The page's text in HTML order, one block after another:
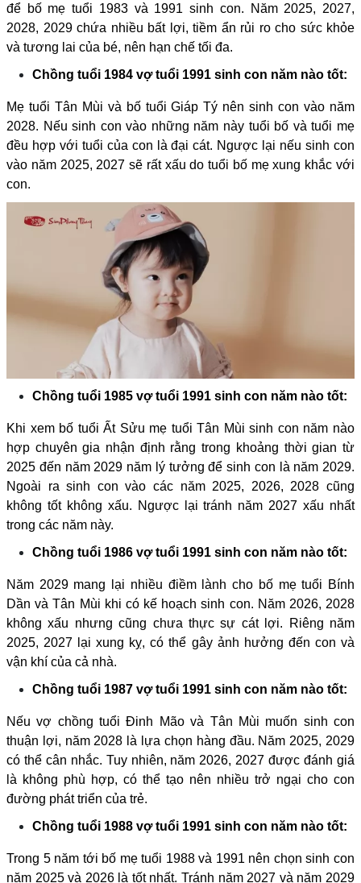
để bố mẹ tuổi 1983 và 1991 sinh con. Năm 2025, 2027,
2028, 2029 chứa nhiều bất lợi, tiềm ẩn rủi ro cho sức khỏe
và tương lai của bé, nên hạn chế tối đa.
Chồng tuổi 1984 vợ tuổi 1991 sinh con năm nào tốt:
Mẹ tuổi Tân Mùi và bố tuổi Giáp Tý nên sinh con vào năm
2028. Nếu sinh con vào những năm này tuổi bố và tuổi mẹ
đều hợp với tuổi của con là đại cát. Ngược lại nếu sinh con
vào năm 2025, 2027 sẽ rất xấu do tuổi bố mẹ xung khắc với
con.
Chồng tuổi 1985 vợ tuổi 1991 sinh con năm nào tốt:
Khi xem bố tuổi Ất Sửu mẹ tuổi Tân Mùi sinh con năm nào
hợp chuyên gia nhận định rằng trong khoảng thời gian từ
2025 đến năm 2029 năm lý tưởng để sinh con là năm 2029.
Ngoài ra sinh con vào các năm 2025, 2026, 2028 cũng
không tốt không xấu. Ngược lại tránh năm 2027 xấu nhất
trong các năm này.
Chồng tuổi 1986 vợ tuổi 1991 sinh con năm nào tốt:
Năm 2029 mang lại nhiều điềm lành cho bố mẹ tuổi Bính
Dần và Tân Mùi khi có kế hoạch sinh con. Năm 2026, 2028
không xấu nhưng cũng chưa thực sự cát lợi. Riêng năm
2025, 2027 lại xung kỵ, có thể gây ảnh hưởng đến con và
vận khí của cả nhà.
Chồng tuổi 1987 vợ tuổi 1991 sinh con năm nào tốt:
Nếu vợ chồng tuổi Đinh Mão và Tân Mùi muốn sinh con
thuận lợi, năm 2028 là lựa chọn hàng đầu. Năm 2025, 2029
có thể cân nhắc. Tuy nhiên, năm 2026, 2027 được đánh giá
là không phù hợp, có thể tạo nên nhiều trở ngại cho con
đường phát triển của trẻ.
Chồng tuổi 1988 vợ tuổi 1991 sinh con năm nào tốt:
Trong 5 năm tới bố mẹ tuổi 1988 và 1991 nên chọn sinh con
năm 2025 và 2026 là tốt nhất. Tránh năm 2027 và năm 2029